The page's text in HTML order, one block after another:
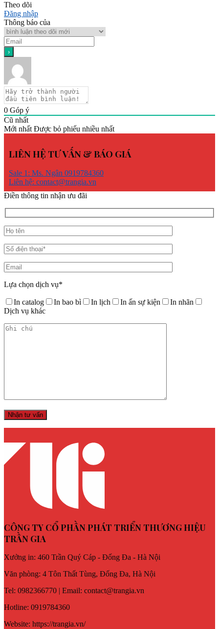
Theo dõi
Đăng nhập
Thông báo của
0 Góp ý
Cũ nhất
Mới nhất Được bỏ phiếu nhiều nhất
LIÊN HỆ TƯ VẤN & BÁO GIÁ
Sale 1: Ms. Ngân 0919784360
Liên hệ: contact@trangia.vn
Điền thông tin nhận ưu đãi
Lựa chọn dịch vụ*
In catalog In bao bì In lịch In ấn sự kiện
In nhãn
Dịch vụ khác
CÔNG TY CỔ PHẦN PHÁT TRIỂN THƯƠNG HIỆU
TRẦN GIA
Xưởng in: 460 Trần Quý Cáp - Đống Đa - Hà Nội
Văn phòng: 4 Tôn Thất Tùng, Đống Đa, Hà Nội
Tel: 0982366770 | Email: contact@trangia.vn
Hotline: 0919784360
Website: https://trangia.vn/